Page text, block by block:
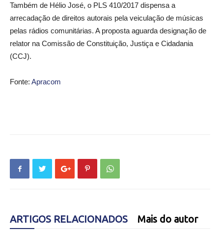
Também de Hélio José, o PLS 410/2017 dispensa a
arrecadação de direitos autorais pela veiculação de músicas
pelas rádios comunitárias. A proposta aguarda designação de
relator na Comissão de Constituição, Justiça e Cidadania
(CCJ).
Fonte: Apracom
ARTIGOS RELACIONADOS Mais do autor